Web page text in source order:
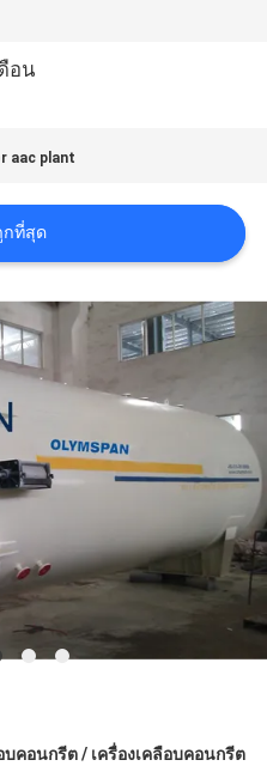
อน
aac plant
กที่สุด
บคอนกรีต / เครื่องเคลือบคอนกรีต